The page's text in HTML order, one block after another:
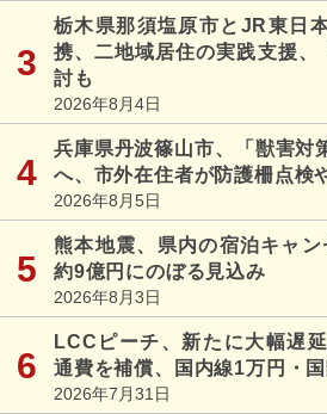
栃木県那須塩原市とJR東日
携、二地域居住の実践支援
討も
2026年8月4日
兵庫県丹波篠山市、「獣害対
へ、市外在住者が防護柵点検
2026年8月5日
熊本地震、県内の宿泊キャン
約9億円にのぼる見込み
2026年8月3日
LCCピーチ、新たに大幅遅
通費を補償、国内線1万円・
2026年7月31日